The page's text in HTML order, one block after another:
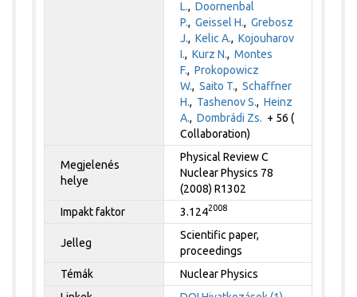
L.,Doornenbal
P.,Geissel H.,Grebosz
J.,Kelic A.,Kojouharov
I.,Kurz N.,Montes
F.,Prokopowicz
W.,Saito T.,Schaffner
H., Tashenov S.,Heinz
A.,Dombrádi Zs. + 56 (
Collaboration)
Megjelenés
helye
Physical Review C
Nuclear Physics 78
(2008) R1302
Impakt faktor
3.1242008
Jelleg
Scientific paper,
proceedings
Témák
Nuclear Physics